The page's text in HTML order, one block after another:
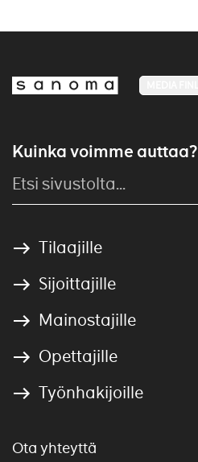
Kuinka voimme auttaa?
Tilaajille
Sijoittajille
Mainostajille
Opettajille
Työnhakijoille
Ota yhteyttä